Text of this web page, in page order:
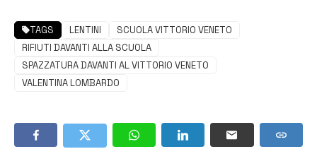
TAGS LENTINI
SCUOLA VITTORIO VENETO
RIFIUTI DAVANTI ALLA SCUOLA
SPAZZATURA DAVANTI AL VITTORIO VENETO
VALENTINA LOMBARDO